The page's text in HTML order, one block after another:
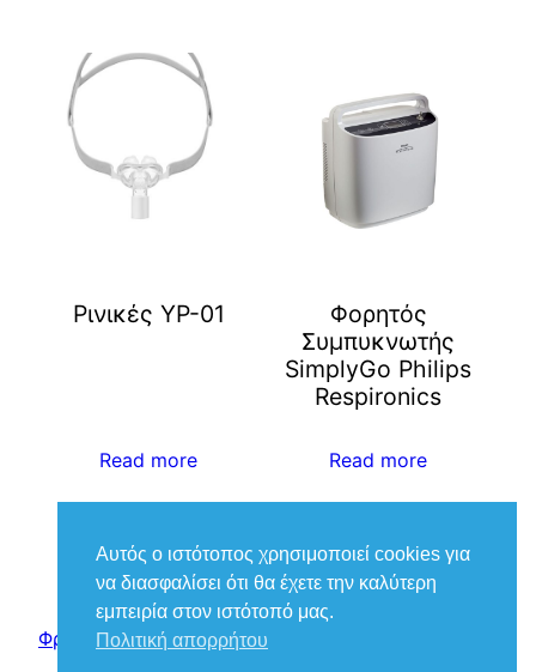
Ρινικές YP-01
Read more
Φορητός
Συμπυκνωτής
SimplyGo Philips
Respironics
Read more
Φροντίδα Ιατρικά – Βούκιας Βασίλειος
Αυτός ο ιστότοπος χρησιμοποιεί cookies για
να διασφαλίσει ότι θα έχετε την καλύτερη
εμπειρία στον ιστότοπό μας.
Πολιτική απορρήτου